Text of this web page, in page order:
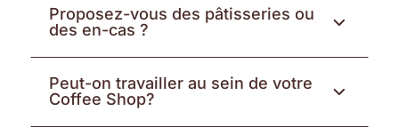
3
Proposez-vous des pâtisseries ou
des en-cas ?
3
Peut-on travailler au sein de votre
Coffee Shop?